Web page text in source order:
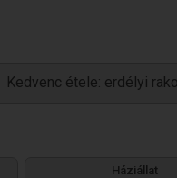
Kedvenc étele: erdélyi
Háziállat